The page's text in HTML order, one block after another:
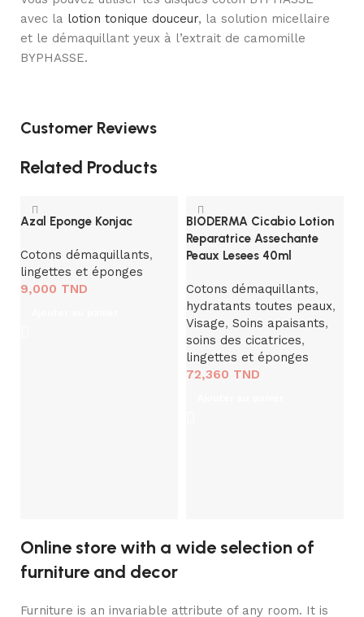
avec la lotion tonique douceur, la solution micellaire
et le démaquillant yeux à l’extrait de camomille
BYPHASSE.
Customer Reviews
Related Products
Azal Eponge Konjac
Cotons démaquillants,
lingettes et éponges
9,000 TND
BIODERMA Cicabio Lotion
Reparatrice Assechante
Peaux Lesees 40ml
Cotons démaquillants,
hydratants toutes peaux,
Visage, Soins apaisants,
soins des cicatrices,
lingettes et éponges
72,360 TND
Online store with a wide selection of
furniture and decor
Furniture is an invariable attribute of any room. It is